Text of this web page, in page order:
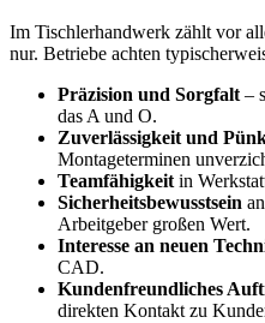
Im Tischlerhandwerk zählt vor
nur. Betriebe achten
Präzision und Sorgfalt –
das A und O.
Zuverlässigkeit und
Montageterminen
Teamfähigkeit in
Sicherheitsbewusstsein
Arbeitgeber großen Wert.
Interesse an neuen
CAD.
Kundenfreundliches
direkten Kontakt zu